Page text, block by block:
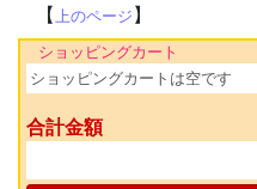
【 上のページ】
ショッピングカート
ショッピングカートは空です
合計金額